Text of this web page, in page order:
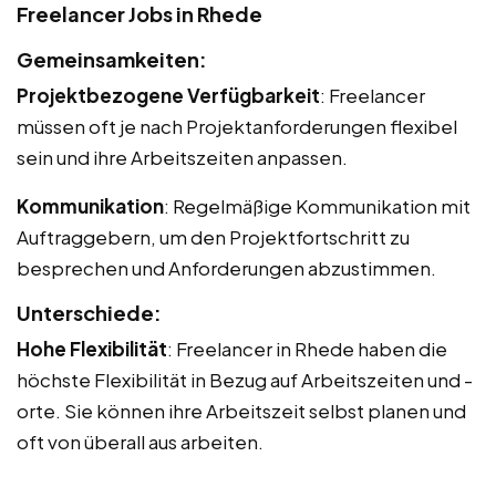
Freelancer Jobs in Rhede
Gemeinsamkeiten:
Projektbezogene Verfügbarkeit: Freelancer
müssen oft je nach Projektanforderungen flexibel
sein und ihre Arbeitszeiten anpassen.
Kommunikation: Regelmäßige Kommunikation mit
Auftraggebern, um den Projektfortschritt zu
besprechen und Anforderungen abzustimmen.
Unterschiede:
Hohe Flexibilität: Freelancer in Rhede haben die
höchste Flexibilität in Bezug auf Arbeitszeiten und -
orte. Sie können ihre Arbeitszeit selbst planen und
oft von überall aus arbeiten.